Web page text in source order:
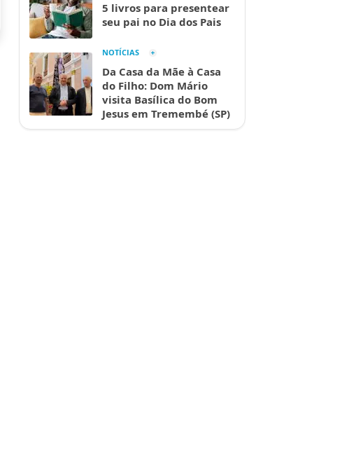
5 livros para presentear
seu pai no Dia dos Pais
NOTÍCIAS
Da Casa da Mãe à Casa
do Filho: Dom Mário
visita Basílica do Bom
Jesus em Tremembé (SP)